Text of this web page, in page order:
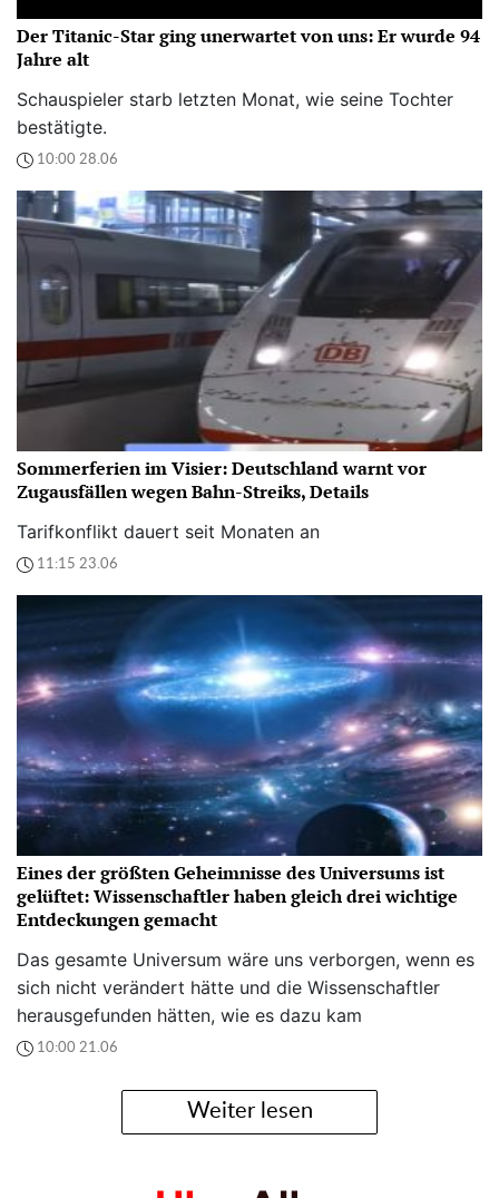
Der Titanic-Star ging unerwartet von uns: Er wurde 94
Jahre alt
Schauspieler starb letzten Monat, wie seine Tochter
bestätigte.
10:00 28.06
Sommerferien im Visier: Deutschland warnt vor
Zugausfällen wegen Bahn-Streiks, Details
Tarifkonflikt dauert seit Monaten an
11:15 23.06
Eines der größten Geheimnisse des Universums ist
gelüftet: Wissenschaftler haben gleich drei wichtige
Entdeckungen gemacht
Das gesamte Universum wäre uns verborgen, wenn es
sich nicht verändert hätte und die Wissenschaftler
herausgefunden hätten, wie es dazu kam
10:00 21.06
Weiter lesen